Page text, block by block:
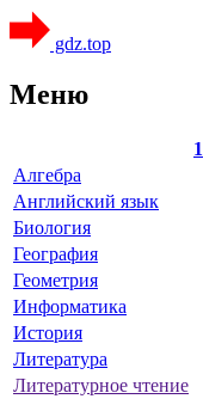
gdz.top
Меню
1
Алгебра
Английский язык
Биология
География
Геометрия
Информатика
История
Литература
Литературное чтение